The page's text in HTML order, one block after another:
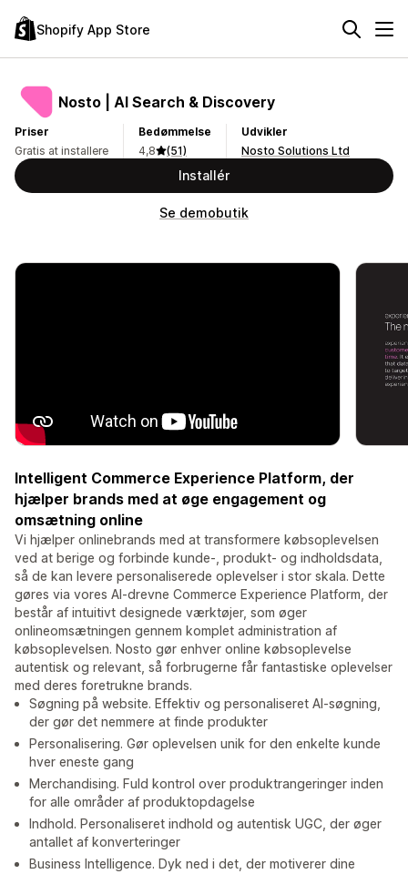
Shopify App Store
Nosto | AI Search & Discovery
Priser
Gratis at installere
Bedømmelse
4,8
(51)
Udvikler
Nosto Solutions Ltd
Installér
Se demobutik
Intelligent Commerce Experience Platform, der
hjælper brands med at øge engagement og
omsætning online
Vi hjælper onlinebrands med at transformere købsoplevelsen
ved at berige og forbinde kunde-, produkt- og indholdsdata,
så de kan levere personaliserede oplevelser i stor skala. Dette
gøres via vores AI-drevne Commerce Experience Platform, der
består af intuitivt designede værktøjer, som øger
onlineomsætningen gennem komplet administration af
købsoplevelsen. Nosto gør enhver online købsoplevelse
autentisk og relevant, så forbrugerne får fantastiske oplevelser
med deres foretrukne brands.
Søgning på website. Effektiv og personaliseret AI-søgning,
der gør det nemmere at finde produkter
Personalisering. Gør oplevelsen unik for den enkelte kunde
hver eneste gang
Merchandising. Fuld kontrol over produktrangeringer inden
for alle områder af produktopdagelse
Indhold. Personaliseret indhold og autentisk UGC, der øger
antallet af konverteringer
Business Intelligence. Dyk ned i det, der motiverer dine